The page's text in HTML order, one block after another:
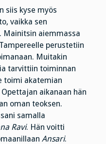
siis kyse myös
vaikka sen
Mainitsin aiemmassa
perustetiin
Muitakin
tarvittiin toiminnan
toimi akatemian
aikanaan hän
oman teoksen.
samalla
Ravi. Hän voitti
Ansari.